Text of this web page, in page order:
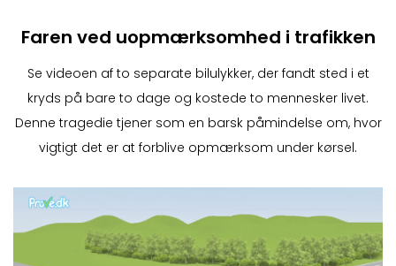
Faren ved uopmærksomhed i trafikken
Se videoen af to separate bilulykker, der fandt sted i et
kryds på bare to dage og kostede to mennesker livet.
Denne tragedie tjener som en barsk påmindelse om, hvor
vigtigt det er at forblive opmærksom under kørsel.